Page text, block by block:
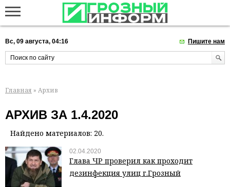
Вс, 09 августа, 04:16 Пишите нам
Главная » Архив
АРХИВ ЗА 1.4.2020
Найдено материалов: 20.
02.04.2020
Глава ЧР проверил как проходит
дезинфекция улиц г.Грозный